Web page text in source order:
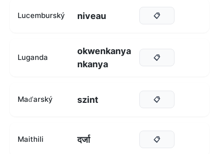
Lucemburský niveau 📋
Luganda
okwenkanya
nkanya
📋
Maďarský szint 📋
Maithili दर्जा 📋